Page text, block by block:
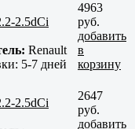
2.5dCi
Renault
5-7 дней
4963
руб.
добавить
в
корзину
2.5dCi
2647
руб.
добавить